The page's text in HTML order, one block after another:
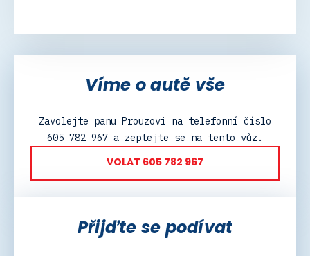
Víme o autě vše
Zavolejte panu Prouzovi na telefonní číslo
605 782 967 a zeptejte se na tento vůz.
VOLAT 605 782 967
Přijďte se podívat